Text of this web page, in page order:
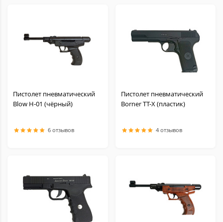
Пистолет пневматический
Blow H-01 (чёрный)
6 отзывов
Пистолет пневматический
Borner TT-X (пластик)
4 отзывов